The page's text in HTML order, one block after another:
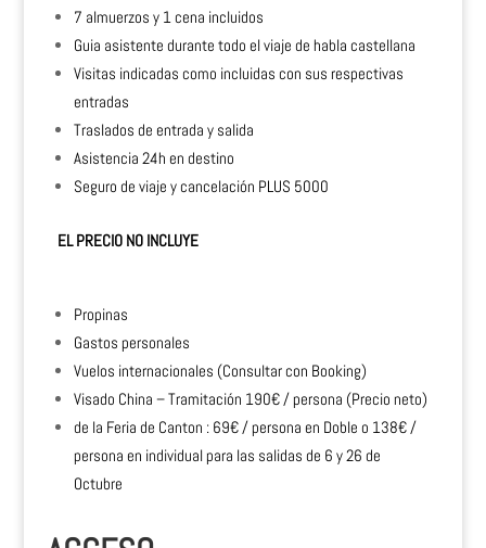
7 almuerzos y 1 cena incluidos
Guia asistente durante todo el viaje de habla castellana
Visitas indicadas como incluidas con sus respectivas
entradas
Traslados de entrada y salida
Asistencia 24h en destino
Seguro de viaje y cancelación PLUS 5000
EL PRECIO NO INCLUYE
Propinas
Gastos personales
Vuelos internacionales (Consultar con Booking)
Visado China – Tramitación 190€ / persona (Precio neto)
de la Feria de Canton : 69€ / persona en Doble o 138€ /
persona en individual para las salidas de 6 y 26 de
Octubre